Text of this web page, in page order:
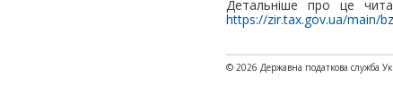
Детальніше про це
https://zir.tax.gov.ua/main/
© 2026 Державна податкова служба